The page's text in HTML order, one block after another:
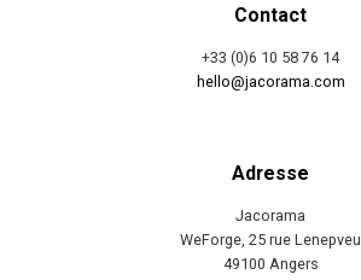
Contact
+33 (0)6 10 58 76 14
hello@jacorama.com
Adresse
Jacorama
WeForge, 25 rue Lenepveu
49100 Angers